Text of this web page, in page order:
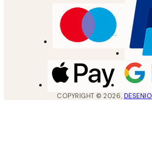
COPYRIGHT ©2026, DESENIO